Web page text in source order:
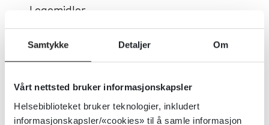
Samtykke Detaljer Om
Vårt nettsted bruker informasjonskapsler
Helsebiblioteket bruker teknologier, inkludert
informasjonskapsler/«cookies» til å samle informasjon
Legemidler
Emner:Legemiddelomtaler, Oppslagsverk
Dokumenttype:
Legemiddelomtaler,
Utgiver: Läkemedelsindustriföreningen
Språk:Svensk